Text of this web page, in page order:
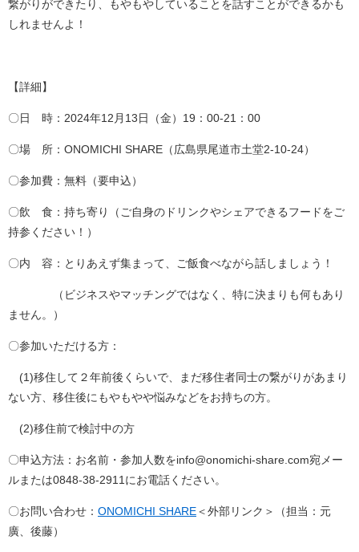
繋がりができたり、もやもやしていることを話すことができるかも
しれませんよ！
【詳細】
〇日 時：2024年12月13日（金）19：00-21：00
〇場 所：ONOMICHI SHARE（広島県尾道市土堂2-10-24）
〇参加費：無料（要申込）
〇飲 食：持ち寄り（ご自身のドリンクやシェアできるフードをご
持参ください！）
〇内 容：とりあえず集まって、ご飯食べながら話しましょう！
（ビジネスやマッチングではなく、特に決まりも何もあり
ません。）
〇参加いただける方：
(1)移住して２年前後くらいで、まだ移住者同士の繋がりがあまり
ない方、移住後にもやもやや悩みなどをお持ちの方。
(2)移住前で検討中の方
〇申込方法：お名前・参加人数をinfo@onomichi-share.com宛メー
ルまたは0848-38-2911にお電話ください。
〇お問い合わせ： ONOMICHI SHARE＜外部リンク＞
（担当：元
廣、後藤）